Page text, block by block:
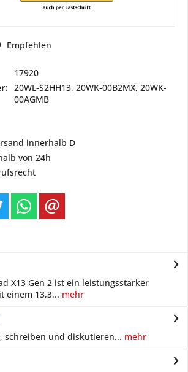
Empfehlen
17920
20WL-S2HH13, 20WK-00B2MX, 20WK-
00AGMB
innerhalb D
von 24h
X13 Gen 2 ist ein leistungsstarker
einem 13,3... mehr
schreiben und diskutieren... mehr